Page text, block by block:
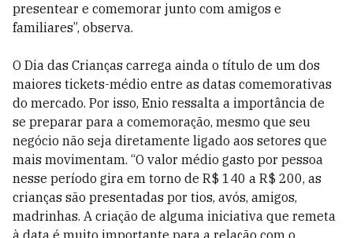
presentear e comemorar junto com amigos e
familiares”, observa.
O Dia das Crianças carrega ainda o título de um dos
maiores tickets-médio entre as datas comemorativas
do mercado. Por isso, Enio ressalta a importância de
se preparar para a comemoração, mesmo que seu
negócio não seja diretamente ligado aos setores que
mais movimentam. “O valor médio gasto por pessoa
nesse período gira em torno de R$ 140 a R$ 200, as
crianças são presentadas por tios, avós, amigos,
madrinhas. A criação de alguma iniciativa que remeta
à data é muito importante para a relação com o